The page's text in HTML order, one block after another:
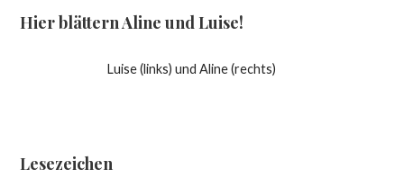
Hier blättern Aline und Luise!
Luise (links) und Aline (rechts)
Lesezeichen